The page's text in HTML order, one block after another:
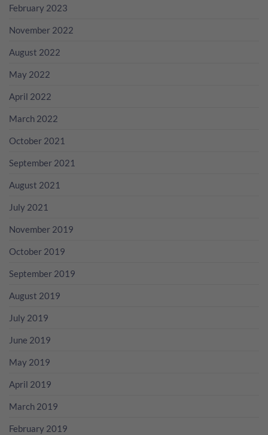
February 2023
November 2022
August 2022
May 2022
April 2022
March 2022
October 2021
September 2021
August 2021
July 2021
November 2019
October 2019
September 2019
August 2019
July 2019
June 2019
May 2019
April 2019
March 2019
February 2019